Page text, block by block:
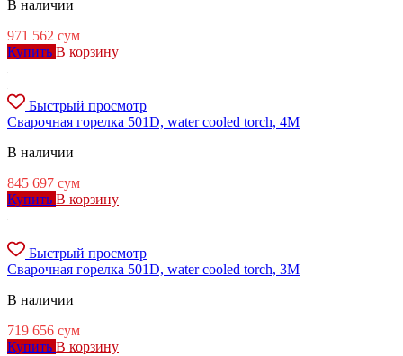
В наличии
971 562 сум
Купить В корзину
Быстрый просмотр
Сварочная горелка 501D, water cooled torch, 4M
В наличии
845 697 сум
Купить В корзину
Быстрый просмотр
Сварочная горелка 501D, water cooled torch, 3M
В наличии
719 656 сум
Купить В корзину